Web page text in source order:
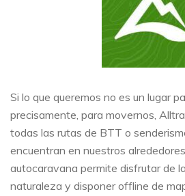
Si lo que queremos no es un lugar
precisamente, para movernos,
todas las rutas de BTT o
encuentran en nuestros
autocaravana permite disfrutar de
naturaleza y disponer offline de